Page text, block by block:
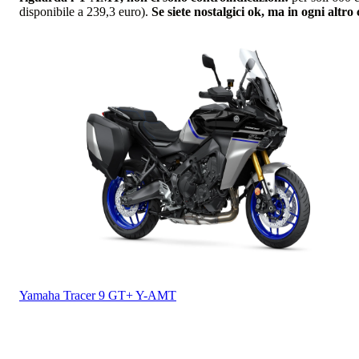
disponibile a 239,3 euro). Se siete nostalgici ok, ma in ogni altro
Yamaha Tracer 9 GT+ Y-AMT